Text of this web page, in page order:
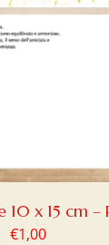
10 x 15 cm –
€1,00